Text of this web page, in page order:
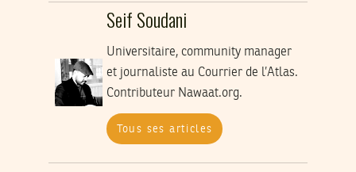
Seif Soudani
Universitaire, community manager
et journaliste au Courrier de l’Atlas.
Contributeur Nawaat.org.
Tous ses articles